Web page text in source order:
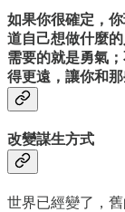
如果你很確定，
道自己想做什麼
需要的就是勇氣
得更遠，讓你和那
改變謀生方式
世界已經變了，